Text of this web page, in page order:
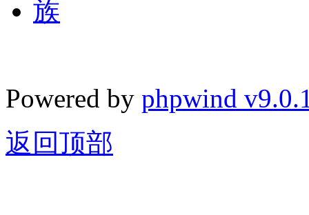
Powered by phpwind
返回顶部